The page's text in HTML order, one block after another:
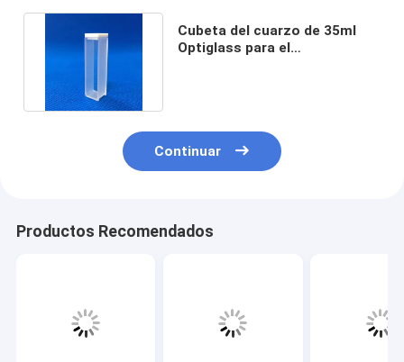
Cubeta del cuarzo de 35ml
Optiglass para el
Continuar
Productos Recomendados